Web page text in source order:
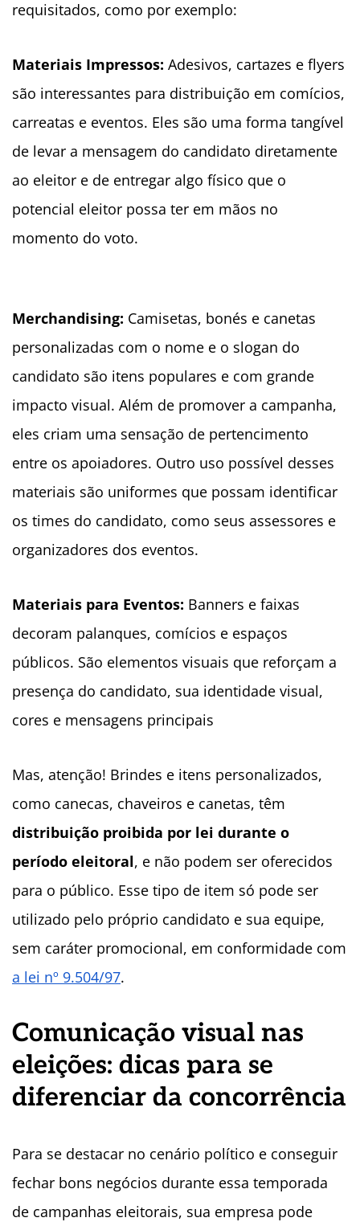
requisitados, como por exemplo:
Materiais Impressos: Adesivos, cartazes e flyers
são interessantes para distribuição em comícios,
carreatas e eventos. Eles são uma forma tangível
de levar a mensagem do candidato diretamente
ao eleitor e de entregar algo físico que o
potencial eleitor possa ter em mãos no
momento do voto.
Merchandising: Camisetas, bonés e canetas
personalizadas com o nome e o slogan do
candidato são itens populares e com grande
impacto visual. Além de promover a campanha,
eles criam uma sensação de pertencimento
entre os apoiadores. Outro uso possível desses
materiais são uniformes que possam identificar
os times do candidato, como seus assessores e
organizadores dos eventos.
Materiais para Eventos: Banners e faixas
decoram palanques, comícios e espaços
públicos. São elementos visuais que reforçam a
presença do candidato, sua identidade visual,
cores e mensagens principais
Mas, atenção! Brindes e itens personalizados,
como canecas, chaveiros e canetas, têm
distribuição proibida por lei durante o
período eleitoral, e não podem ser oferecidos
para o público. Esse tipo de item só pode ser
utilizado pelo próprio candidato e sua equipe,
sem caráter promocional, em conformidade com
a lei nº 9.504/97.
Comunicação visual nas
eleições: dicas para se
diferenciar da concorrência
Para se destacar no cenário político e conseguir
fechar bons negócios durante essa temporada
de campanhas eleitorais, sua empresa pode